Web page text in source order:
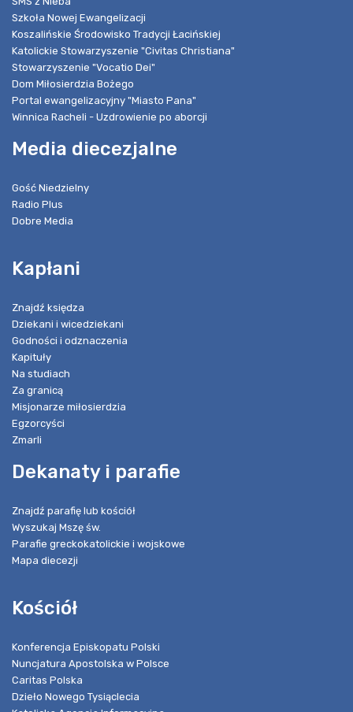
Szkoła Nowej Ewangelizacji
Koszalińskie Środowisko Tradycji Łacińskiej
Katolickie Stowarzyszenie "Civitas Christiana"
Stowarzyszenie "Vocatio Dei"
Dom Miłosierdzia Bożego
Portal ewangelizacyjny "Miasto Pana"
Winnica Racheli - Uzdrowienie po aborcji
Media diecezjalne
Gość Niedzielny
Radio Plus
Dobre Media
Kapłani
Znajdź księdza
Dziekani i wicedziekani
Godności i odznaczenia
Kapituły
Na studiach
Za granicą
Misjonarze miłosierdzia
Egzorcyści
Zmarli
Dekanaty i parafie
Znajdź parafię lub kościół
Wyszukaj Mszę św.
Parafie greckokatolickie i wojskowe
Mapa diecezji
Kościół
Konferencja Episkopatu Polski
Nuncjatura Apostolska w Polsce
Caritas Polska
Dzieło Nowego Tysiąclecia